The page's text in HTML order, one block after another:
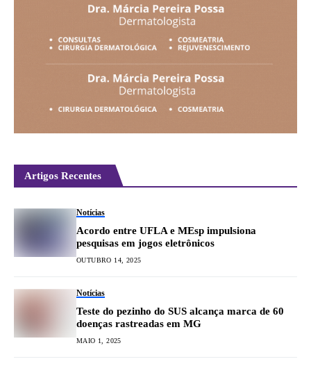
Artigos Recentes
Notícias
Acordo entre UFLA e MEsp impulsiona
pesquisas em jogos eletrônicos
OUTUBRO 14, 2025
Notícias
Teste do pezinho do SUS alcança marca de 60
doenças rastreadas em MG
MAIO 1, 2025